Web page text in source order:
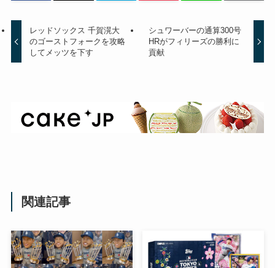
レッドソックス 千賀滉大
のゴーストフォークを攻略
してメッツを下す
シュワーバーの通算300号
HRがフィリーズの勝利に
貢献
関連記事